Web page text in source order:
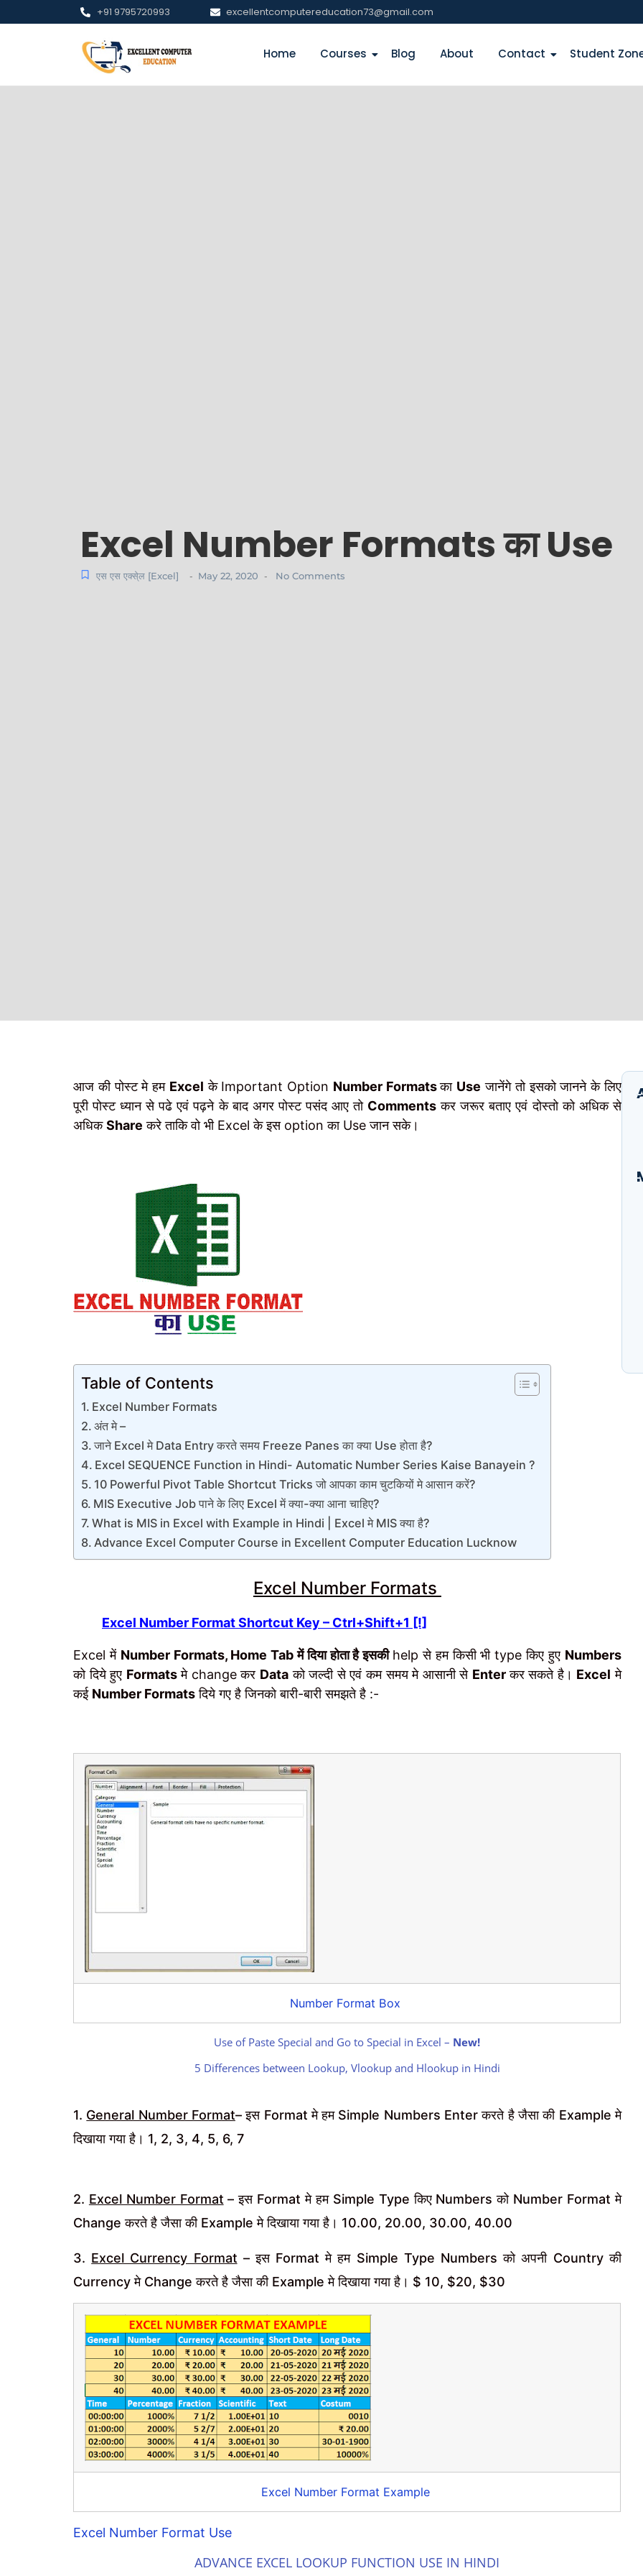
+91 9795720993 excellentcomputereducation73@gmail.com
Home Courses Blog About Contact Student
Excel Number Formats का Use
एस एस एक्से्ल [Excel] - May 22, 2020 - No Comments
आज की पोस्ट मे हम Excel के Important Option Number Formatsका Use जानेंगे तो इसको जानने के लिए
पूरी पोस्ट ध्यान से पढे एवं पढ़ने के बाद अगर पोस्ट पसंद आए तो Comments कर जरूर बताए एवं दोस्तो को अधिक से
अधिकShare करे ताकि वो भी Excel के इस option का Use जान सके।
Table of Contents
Excel Number Formats
अंत मे –
जाने Excel मे Data Entry करते समय Freeze Panes का क्या Use होता है?
Excel SEQUENCE Function in Hindi- Automatic Number Series Kaise Banayein ?
10 Powerful Pivot Table Shortcut Tricks जो आपका काम चुटकियों मे आसान करें?
MIS Executive Job पाने के लिए Excel में क्या-क्या आना चाहिए?
What is MIS in Excel with Example in Hindi | Excel मे MIS क्या है?
Advance Excel Computer Course in Excellent Computer Education Lucknow
Excel Number Formats
Excel Number Format Shortcut Key – Ctrl+Shift+1 [!]
Excel में Number Formats, Home Tab में दिया होता है इसकी help से हम किसी भी type किए हुए Numbers
को दिये हुए Formatsमे change कर Data को जल्दी से एवं कम समय मे आसानी से Enterकर सकते है। Excel मे
कई Number Formatsदिये गए है जिनको बारी-बारी समझते है :-
Number Format Box
Use of Paste Special and Go to Special in Excel – New!
5 Differences between Lookup, Vlookup and Hlookup in Hindi
1. General Number Format– इस Format मे हम Simple Numbers Enter करते है जैसा की Example मे
दिखाया गया है। 1, 2, 3, 4, 5, 6, 7
2. Excel Number Format – इस Format मे हम Simple Type किए Numbers को Number Format मे
Change करते है जैसा की Example मे दिखाया गया है। 10.00, 20.00, 30.00, 40.00
3. Excel Currency Format – इस Format मे हम Simple Type Numbers को अपनी Country की
Currency मे Change करते है जैसा की Example मे दिखाया गया है। $ 10, $20, $30
Excel Number Format Example
Excel Number Format Use
ADVANCE EXCEL LOOKUP FUNCTION USE IN HINDI